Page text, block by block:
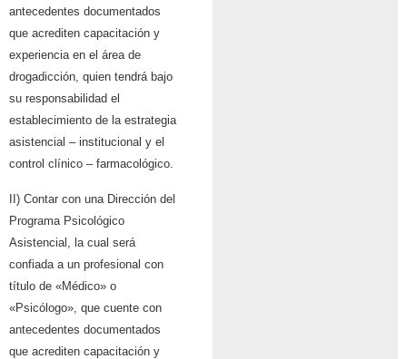
antecedentes documentados
que acrediten capacitación y
experiencia en el área de
drogadicción, quien tendrá bajo
su responsabilidad el
establecimiento de la estrategia
asistencial – institucional y el
control clínico – farmacológico.
II) Contar con una Dirección del
Programa Psicológico
Asistencial, la cual será
confiada a un profesional con
título de «Médico» o
«Psicólogo», que cuente con
antecedentes documentados
que acrediten capacitación y